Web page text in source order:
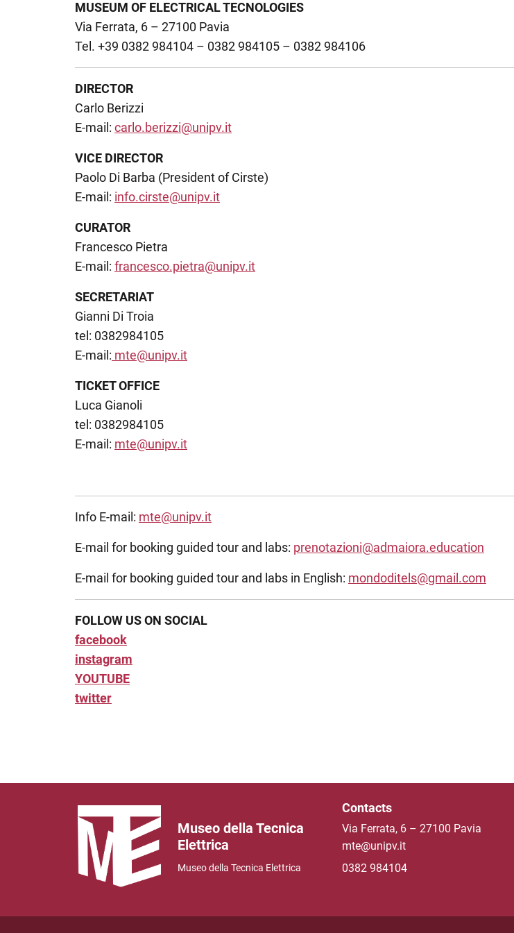
MUSEUM OF ELECTRICAL TECNOLOGIES
Via Ferrata, 6 – 27100 Pavia
Tel. +39 0382 984104 – 0382 984105 – 0382 984106
DIRECTOR
Carlo Berizzi
E-mail: carlo.berizzi@unipv.it
VICE DIRECTOR
Paolo Di Barba (President of Cirste)
E-mail: info.cirste@unipv.it
CURATOR
Francesco Pietra
E-mail: francesco.pietra@unipv.it
SECRETARIAT
Gianni Di Troia
tel: 0382984105
E-mail: mte@unipv.it
TICKET OFFICE
Luca Gianoli
tel: 0382984105
E-mail: mte@unipv.it
Info E-mail: mte@unipv.it
E-mail for booking guided tour and labs: prenotazioni@admaiora.education
E-mail for booking guided tour and labs in English: mondoditels@gmail.com
FOLLOW US ON SOCIAL
facebook
instagram
YOUTUBE
twitter
Museo della Tecnica
Elettrica
Museo della Tecnica Elettrica
Contacts
Via Ferrata, 6 – 27100 Pavia
mte@unipv.it
0382 984104